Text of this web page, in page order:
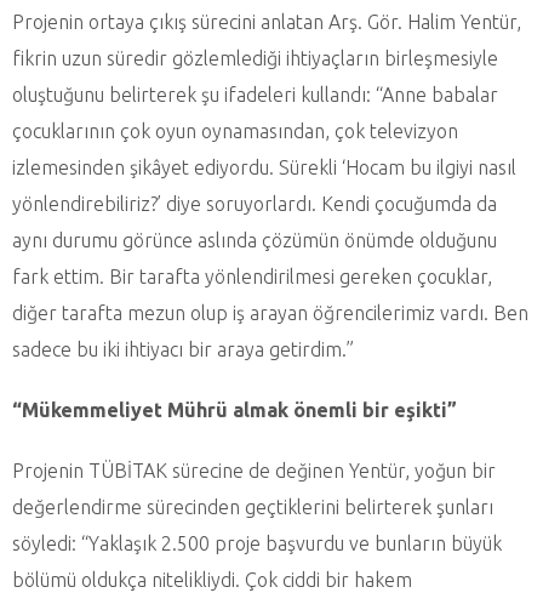
Projenin ortaya çıkış sürecini anlatan Arş. Gör. Halim Yentür,
fikrin uzun süredir gözlemlediği ihtiyaçların birleşmesiyle
oluştuğunu belirterek şu ifadeleri kullandı: “Anne babalar
çocuklarının çok oyun oynamasından, çok televizyon
izlemesinden şikâyet ediyordu. Sürekli ‘Hocam bu ilgiyi nasıl
yönlendirebiliriz?’ diye soruyorlardı. Kendi çocuğumda da
aynı durumu görünce aslında çözümün önümde olduğunu
fark ettim. Bir tarafta yönlendirilmesi gereken çocuklar,
diğer tarafta mezun olup iş arayan öğrencilerimiz vardı. Ben
sadece bu iki ihtiyacı bir araya getirdim.”
“Mükemmeliyet Mührü almak önemli bir eşikti”
Projenin TÜBİTAK sürecine de değinen Yentür, yoğun bir
değerlendirme sürecinden geçtiklerini belirterek şunları
söyledi: “Yaklaşık 2.500 proje başvurdu ve bunların büyük
bölümü oldukça nitelikliydi. Çok ciddi bir hakem